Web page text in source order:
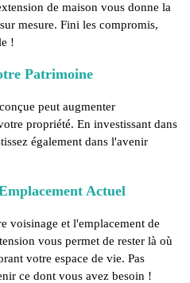
de maison vous donne la
mesure. Fini les compromis,
!
Patrimoine
peut augmenter
propriété. En investissant dans
également dans l'avenir
Actuel
voisinage et l'emplacement de
vous permet de rester là où
votre espace de vie. Pas
ce dont vous avez besoin !